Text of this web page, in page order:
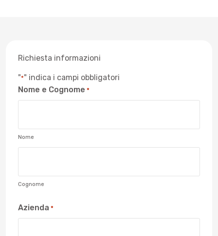
Richiesta informazioni
"*" indica i campi obbligatori
Nome e Cognome *
Nome
Cognome
Azienda *